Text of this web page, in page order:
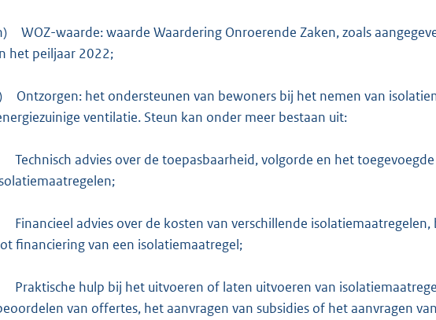
WOZ-waarde: waarde Waardering Onroerende Zaken, zoals
het peiljaar 2022;
Ontzorgen: het ondersteunen van bewoners bij het nemen van
ventilatie. Steun kan onder meer bestaan uit:
Technisch advies over de toepasbaarheid, volgorde en het
Financieel advies over de kosten van verschillende
financiering van een isolatiemaatregel;
Praktische hulp bij het uitvoeren of laten uitvoeren van
van offertes, het aanvragen van subsidies of het aanvragen